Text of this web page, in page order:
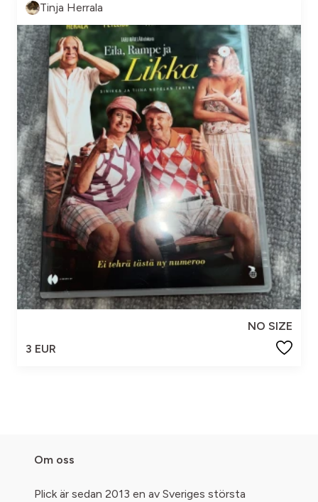
Tinja Herrala
NO SIZE
3 EUR
Om oss
Plick är sedan 2013 en av Sveriges största